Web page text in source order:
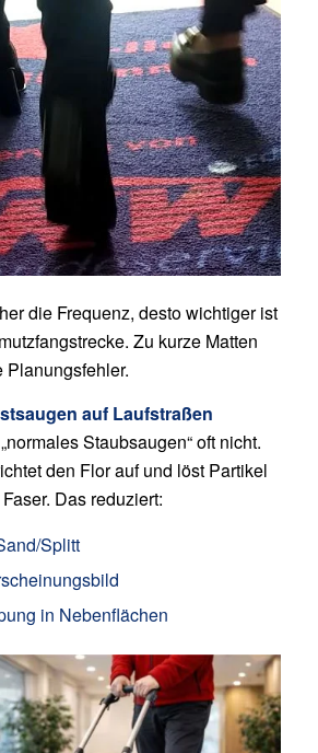
die Frequenz, desto wichtiger ist
Zu kurze Matten
Planungsfehler.
auf Laufstraßen
Staubsaugen“ oft nicht.
den Flor auf und löst Partikel
Das reduziert:
Splitt
in Nebenflächen